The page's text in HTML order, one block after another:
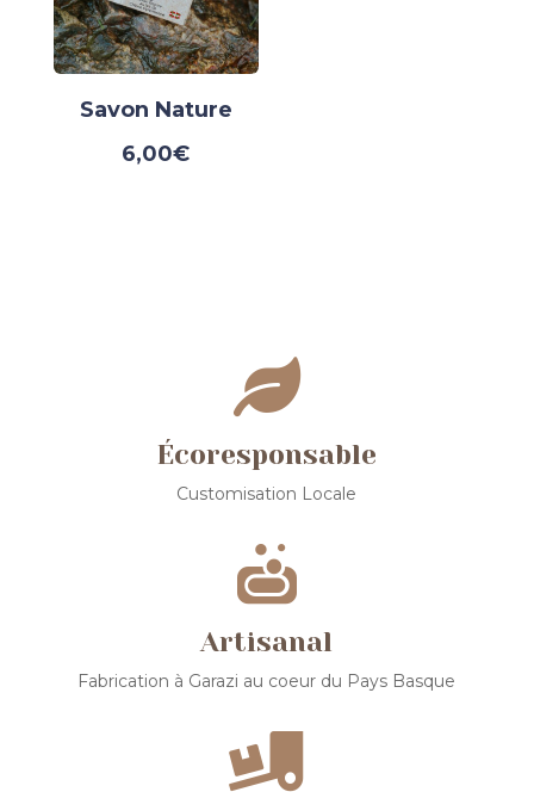
Savon Nature
6,00€

Écoresponsable
Customisation Locale

Artisanal
Fabrication à Garazi au coeur du Pays Basque
